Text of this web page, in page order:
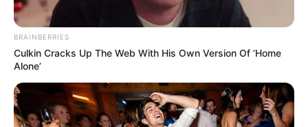
-ad3
📑Relatório prevê ajustes na aposentadoria
BRAINBERRIES
Culkin Cracks Up The Web With His Own Version Of ‘Home
Alone’